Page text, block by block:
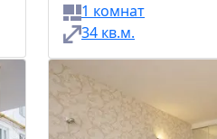
1 комнат
34 кв.м.